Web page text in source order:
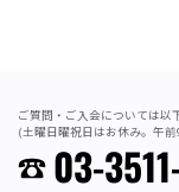
ご質問・ご入会については以
(土曜日曜祝日はお休み。午
03-